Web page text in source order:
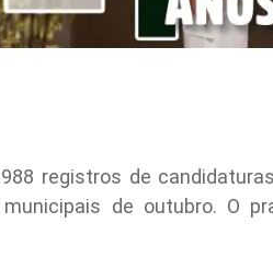
registros de
de outubro. O